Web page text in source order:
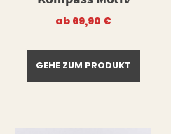
ab 69,90 €
GEHE ZUM PRODUKT